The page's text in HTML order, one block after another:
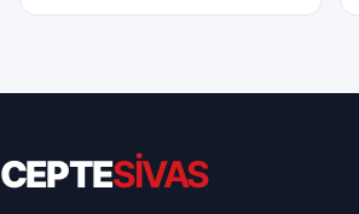
CEPTESİVAS